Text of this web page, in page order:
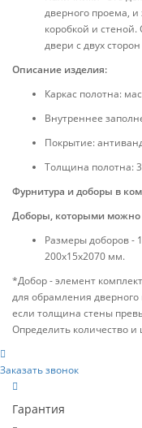
дверного проема,
коробкой и
двери с двух
Описание изделия:
Каркас полотна:
Внутреннее
Покрытие:
Толщина полотна:
Фурнитура и доборы в
Доборы, которыми можно
Размеры доборов -
200x15х2070 мм.
*Добор - элемент
для обрамления дверного
если толщина стены
Определить количество
Заказать звонок
Гарантия